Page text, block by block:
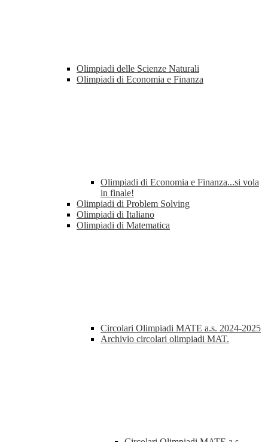
Olimpiadi delle Scienze Naturali
Olimpiadi di Economia e Finanza
Olimpiadi di Economia e Finanza...si vola
in finale!
Olimpiadi di Problem Solving
Olimpiadi di Italiano
Olimpiadi di Matematica
Circolari Olimpiadi MATE a.s. 2024-2025
Archivio circolari olimpiadi MAT.